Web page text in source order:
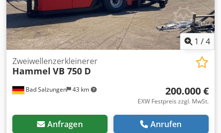
1 /4
Bad Salzungen 43 km
Zweiwellenzerkleinerer
Hammel VB 750 D
200.000 €
EXW Festpreis zzgl. MwSt.
Anfragen Anrufen